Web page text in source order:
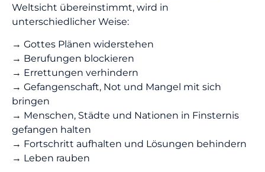
Weltsicht übereinstimmt, wird in
unterschiedlicher Weise:
→ Gottes Plänen widerstehen
→ Berufungen blockieren
→ Errettungen verhindern
→ Gefangenschaft, Not und Mangel mit sich
bringen
→ Menschen, Städte und Nationen in Finsternis
gefangen halten
→ Fortschritt aufhalten und Lösungen behindern
→ Leben rauben